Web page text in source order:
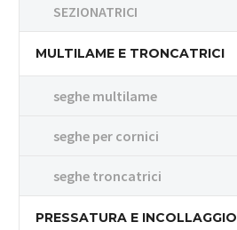
SEZIONATRICI
MULTILAME E TRONCATRICI
seghe multilame
seghe per cornici
seghe troncatrici
PRESSATURA E INCOLLAGGIO